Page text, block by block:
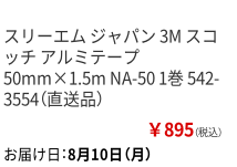
スリーエム ジャパン 3M スコ
ッチ アルミテープ
50mm×1.5m NA-50 1巻 542-
3554（直送品）
￥895（税込）
お届け日：8月10日（月）